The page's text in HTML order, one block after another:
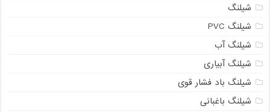
شیلنگ
شیلنگ PVC
شیلنگ آب
شیلنگ آبیاری
شیلنگ باد فشار قوی
شیلنگ باغبانی